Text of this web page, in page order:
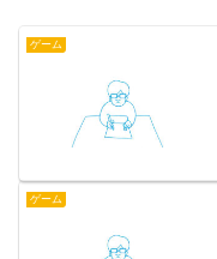
ゲーム
ゲーム